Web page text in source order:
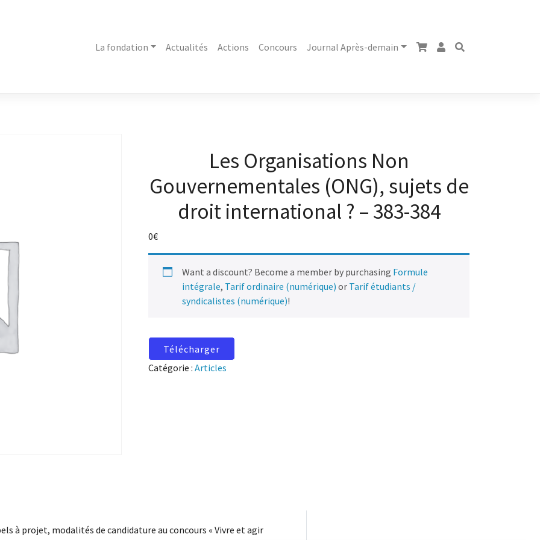
La fondation Actualités Actions Concours Journal Après-demain
Les Organisations Non
Gouvernementales (ONG), sujets de
droit international ? – 383-384
0€
Want a discount? Become a member by purchasing Formule
intégrale, Tarif ordinaire (numérique) or Tarif étudiants /
syndicalistes (numérique)!
Télécharger
Catégorie :Articles
à projet, modalités de candidature au concours « Vivre et agir